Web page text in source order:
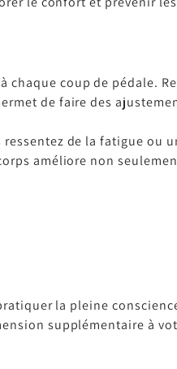
coup de pédale.
de faire des
ressentez de la fatigue
améliore non
la pleine
supplémentaire à